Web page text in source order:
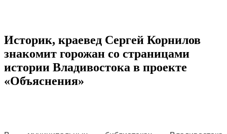
Историк, краевед Сергей Корнилов
знакомит горожан со страницами
истории Владивостока в проекте
«Объяснения»